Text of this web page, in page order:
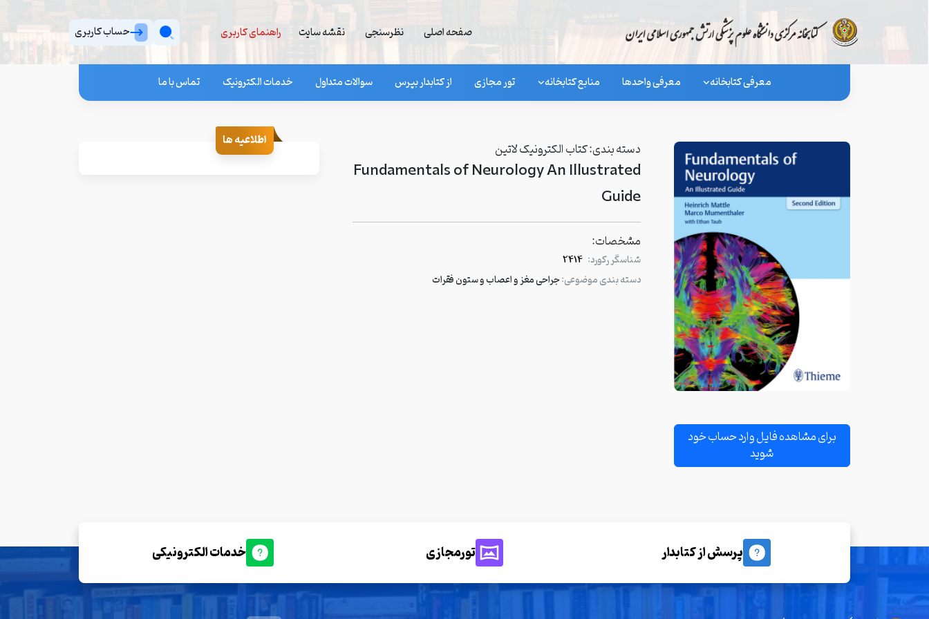
صفحه اصلی نظرسنجی نقشه سایت راهنمای کاربری حساب کاربری
معرفی کتابخانه معرفی واحدها منابع کتابخانه تور مجازی از کتابدار بپرس سوالات متداول خدمات الکترونیک تماس با ما
برای مشاهده فایل وارد حساب خود
شوید
دسته بندی:کتاب الکترونیک لاتین
Fundamentals of Neurology An Illustrated
Guide
مشخصات:
شناسگر رکورد: 2414
دسته بندی موضوعی:جراحی مغز و اعصاب و ستون فقرات
اطلاعیه ها
پرسش از کتابدار تورمجازی خدمات الکترونیکی